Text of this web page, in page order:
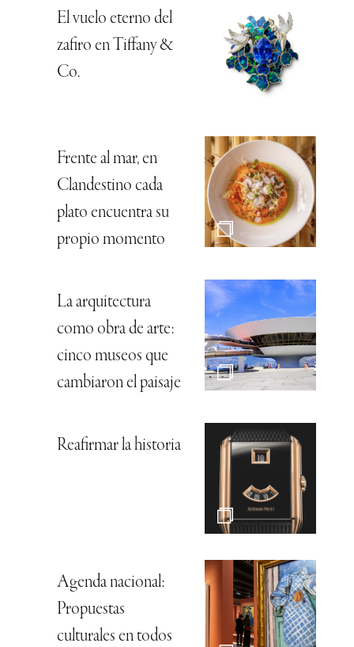
El vuelo eterno del
zafiro en Tiffany &
Co.
Frente al mar, en
Clandestino cada
plato encuentra su
propio momento
La arquitectura
como obra de arte:
cinco museos que
cambiaron el paisaje
Reafirmar la historia
Agenda nacional:
Propuestas
culturales en todos